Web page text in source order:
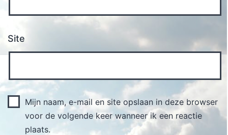
Site
Mijn naam, e-mail en site opslaan in deze browser
voor de volgende keer wanneer ik een reactie
plaats.